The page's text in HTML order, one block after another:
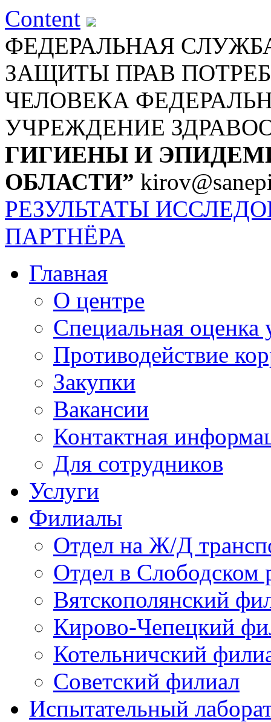
Content
ФЕДЕРАЛЬНАЯ
ЗАЩИТЫ ПРАВ
ЧЕЛОВЕКА
УЧРЕЖДЕНИЕ
ГИГИЕНЫ И
ОБЛАСТИ”
РЕЗУЛЬТАТЫ
ПАРТНЁРА
Главная
О центре
Специальная оценка
Противодействие
Закупки
Вакансии
Контактная
Для сотрудников
Услуги
Филиалы
Отдел на Ж/Д
Отдел в Слободском
Вятскополянский
Кирово-Чепецкий
Котельничский
Советский филиал
Испытательный